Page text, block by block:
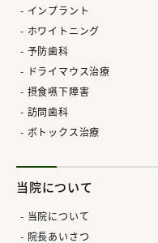
インプラント
ホワイトニング
予防歯科
ドライマウス治療
摂食嚥下障害
訪問歯科
ボトックス治療
当院について
当院について
院長あいさつ